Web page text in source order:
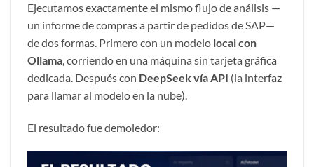
Ejecutamos exactamente el mismo flujo de análisis —
un informe de compras a partir de pedidos de SAP—
de dos formas. Primero con un modelo local con
Ollama, corriendo en una máquina sin tarjeta gráfica
dedicada. Después con DeepSeek vía API (la interfaz
para llamar al modelo en la nube).
El resultado fue demoledor: